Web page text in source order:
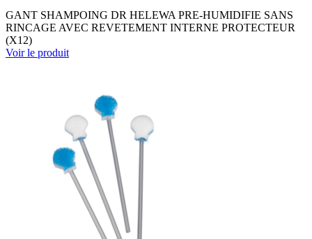
GANT SHAMPOING DR HELEWA PRE-HUMIDIFIE SANS
RINCAGE AVEC REVETEMENT INTERNE PROTECTEUR
(X12)
Voir le produit